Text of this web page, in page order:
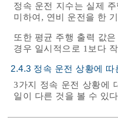
정속 운전 지수는 실제
미하여, 연비 운전을 한
또한 평균 주행 출력 값
경우 일시적으로 1보다
2.4.3 정속 운전 상황에
3가지 정속 운전 상황에
일이 다른 것을 볼 수 있